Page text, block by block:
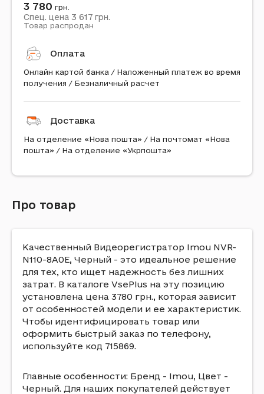
3 780 грн.
Спец. цена 3 617 грн.
Товар распродан
Оплата
Онлайн картой банка / Наложенный платеж во время
получения / Безналичный расчет
Доставка
На отделение «Нова пошта» / На почтомат «Нова
пошта» / На отделение «Укрпошта»
Про товар
Качественный Видеорегистратор Imou NVR-
N110-8A0E, Черный - это идеальное решение
для тех, кто ищет надежность без лишних
затрат. В каталоге VsePlus на эту позицию
установлена цена 3780 грн., которая зависит
от особенностей модели и ее характеристик.
Чтобы идентифицировать товар или
оформить быстрый заказ по телефону,
используйте код 715869.
Главные особенности: Бренд - Imou, Цвет -
Черный. Для наших покупателей действует